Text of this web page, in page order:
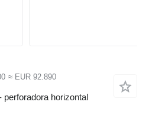
≈ EUR 92.890
perforadora horizontal